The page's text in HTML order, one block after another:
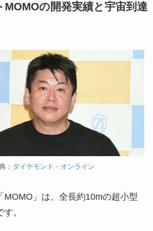
MOMOの開発実績と宇宙到達
： ダイヤモンド・オンライン
MOMO」は、全長約10mの超小型
。